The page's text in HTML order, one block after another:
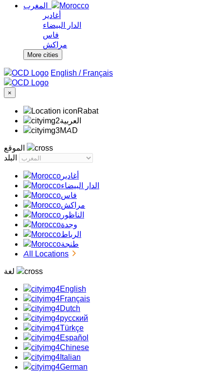
المغرب
أغادير
الدار البيضاء
فاس
مراكش
More cities
/ Français
×
Rabat
‏العربية‏
MAD
أغادير
الدار البيضاء
فاس
مراكش
الناظور
وجدة
الرباط
طنجة
All Locations
English
Français
Dutch
русский
Türkçe
Español
Chinese
Italian
German